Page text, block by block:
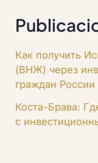
Как получить
(ВНЖ) через
граждан России
Коста-Брава:
с